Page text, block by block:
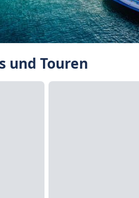
und Touren